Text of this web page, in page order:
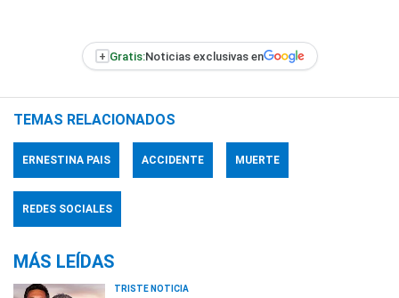
+ Gratis:Noticias exclusivas en
TEMAS RELACIONADOS
ERNESTINA PAIS ACCIDENTE MUERTE
REDES SOCIALES
MÁS LEÍDAS
TRISTE NOTICIA